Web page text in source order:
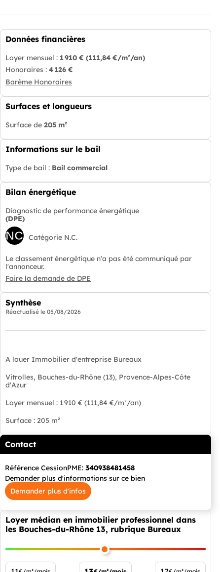
Données financières
Loyer mensuel : 1 910 € (111,84 €/m²/an)
Honoraires : 4 126 €
Barème Honoraires
Surfaces et longueurs
Surface de 205 m²
Informations sur le bail
Type de bail : Bail commercial
Bilan énergétique
Diagnostic de performance énergétique
(DPE)
NC Catégorie N.C.
Le classement énergétique n'a pas été communiqué par
l'annonceur.
Faire la demande de DPE
Synthèse
Réactualisé le 05/08/2026
A louer Immobilier d'entreprise Bureaux
Vitrolles, Bouches-du-Rhône (13), Provence-Alpes-Côte
d'Azur
Loyer mensuel : 1 910 € (111,84 €/m²/an)
Surface : 205 m²
Contact
Référence CessionPME: 340938481458
Demander plus d'informations sur ce bien
Demander plus d'infos
Loyer médian en immobilier professionnel dans
les Bouches-du-Rhône 13, rubrique Bureaux